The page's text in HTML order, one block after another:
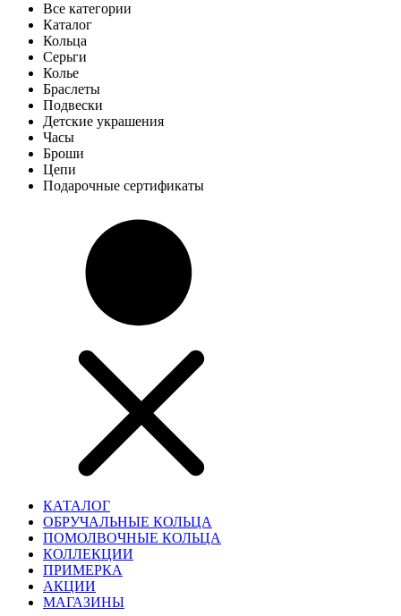
Все категории
Каталог
Кольца
Серьги
Колье
Браслеты
Подвески
Детские украшения
Часы
Броши
Цепи
Подарочные сертификаты
КАТАЛОГ
ОБРУЧАЛЬНЫЕ КОЛЬЦА
ПОМОЛВОЧНЫЕ КОЛЬЦА
КОЛЛЕКЦИИ
ПРИМЕРКА
АКЦИИ
МАГАЗИНЫ